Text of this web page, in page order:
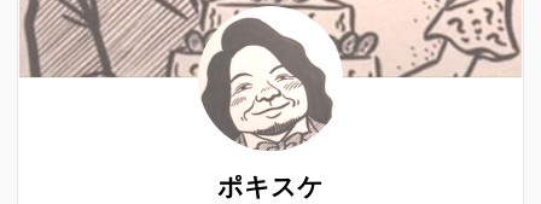
ポキスケ